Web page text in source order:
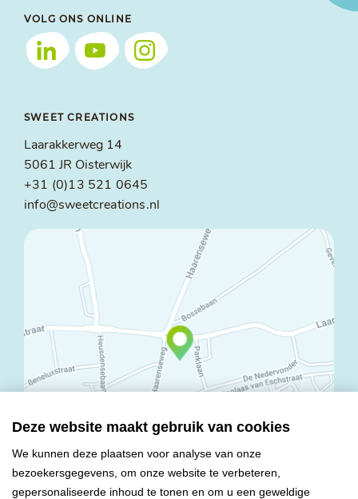
Deze website maakt gebruik van cookies
We kunnen deze plaatsen voor analyse van onze
bezoekersgegevens, om onze website te verbeteren,
gepersonaliseerde inhoud te tonen en om u een geweldige
VOLG ONS ONLINE
SWEET CREATIONS
Laarakkerweg 14
5061 JR Oisterwijk
+31 (0)13 521 0645
info@sweetcreations.nl
© Copyright 2026 Mareco Sweet Creations BV